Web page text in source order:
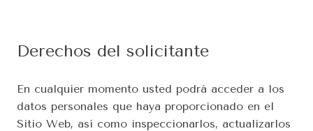
Derechos del solicitante
En cualquier momento usted podrá acceder a los
datos personales que haya proporcionado en el
Sitio Web, así como inspeccionarlos, actualizarlos